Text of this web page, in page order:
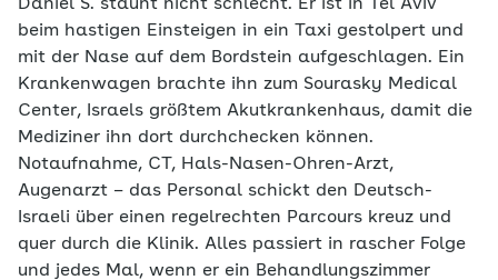
Daniel S. staunt nicht schlecht. Er ist in Tel Aviv
beim hastigen Einsteigen in ein Taxi gestolpert und
mit der Nase auf dem Bordstein aufgeschlagen. Ein
Krankenwagen brachte ihn zum Sourasky Medical
Center, Israels größtem Akutkrankenhaus, damit die
Mediziner ihn dort durchchecken können.
Notaufnahme, CT, Hals-Nasen-Ohren-Arzt,
Augenarzt – das Personal schickt den Deutsch-
Israeli über einen regelrechten Parcours kreuz und
quer durch die Klinik. Alles passiert in rascher Folge
und jedes Mal, wenn er ein Behandlungszimmer